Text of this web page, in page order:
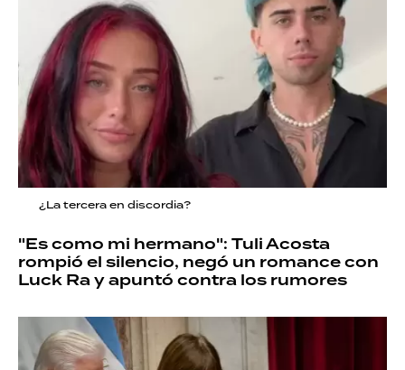
¿La tercera en discordia?
"Es como mi hermano": Tuli Acosta
rompió el silencio, negó un romance con
Luck Ra y apuntó contra los rumores